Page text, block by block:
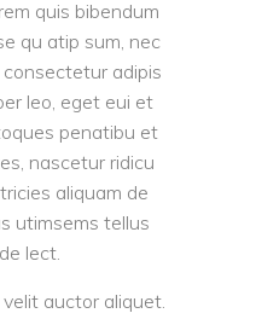
quis bibendum
qu atip sum, nec
adipis
leo, eget eui et
penatibu et
nascetur ridicu
aliquam de
utimsems tellus
lect.
auctor aliquet.